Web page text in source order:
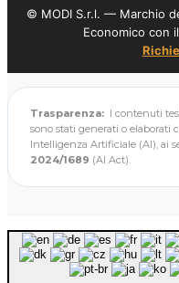
© MODI S.r.l. — Marchio
Economico con
Trasparenza: I contenuti
sono stati generati o elaborati
Intelligenza Artificiale (AI), ai
2024/1689 (AI Act).